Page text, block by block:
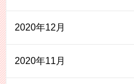
2020年12月
2020年11月